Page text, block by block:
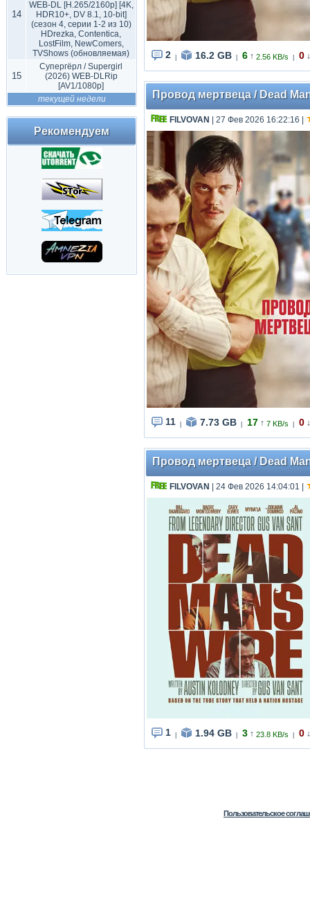
14
WEB-DL [H.265/2160p] [4K,
HDR10+, DV 8.1, 10-bit]
(сезон 4, серии 1-2 из 10)
HDrezka, Contentica,
LostFilm, NewComers,
TVShows (обновляемая)
15
Супергёрл / Supergirl
(2026) WEB-DLRip
[AV1/1080p]
текущей недели
Рекомендуем
2 16.2 GB 6 ↑ 2.56 KB/s 0 ↓
Провод мертвеца / Dead
FILVOVAN | 27 Фев 2026 16:22:16
11 7.73 GB 17 ↑ 7 KB/s 0 ↓
Провод мертвеца / Dead
FILVOVAN | 24 Фев 2026 14:04:01
1 1.94 GB 3 ↑ 23.8 KB/s 0 ↓
Пользовательское